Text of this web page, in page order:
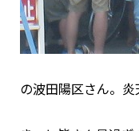
の波田陽区さん。炎